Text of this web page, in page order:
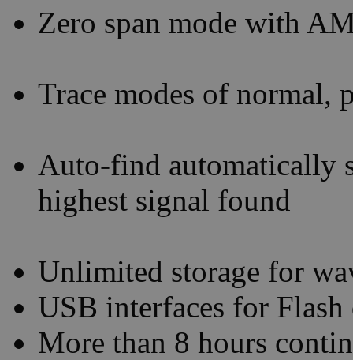
Zero span mode with
Trace modes of normal,
Auto-find automatically
highest signal found
Unlimited storage for
USB interfaces for
More than 8 hours